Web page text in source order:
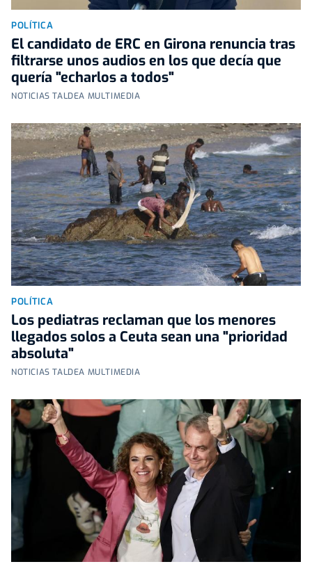
POLÍTICA
El candidato de ERC en Girona renuncia tras
filtrarse unos audios en los que decía que
quería "echarlos a todos"
NOTICIAS TALDEA MULTIMEDIA
POLÍTICA
Los pediatras reclaman que los menores
llegados solos a Ceuta sean una "prioridad
absoluta"
NOTICIAS TALDEA MULTIMEDIA